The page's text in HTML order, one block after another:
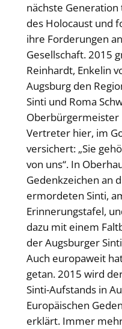
nächste
des Holocaust und
ihre Forderungen
Gesellschaft. 2015
Reinhardt, Enkelin
Augsburg den
Sinti und Roma
Oberbürgermeister
Vertreter hier, im
versichert: „Sie
von uns“. In
Gedenkzeichen an
ermordeten Sinti,
Erinnerungstafel,
dazu mit einem
der Augsburger
Auch europaweit
getan. 2015 wird
Sinti-Aufstands in
Europäischen
erklärt. Immer